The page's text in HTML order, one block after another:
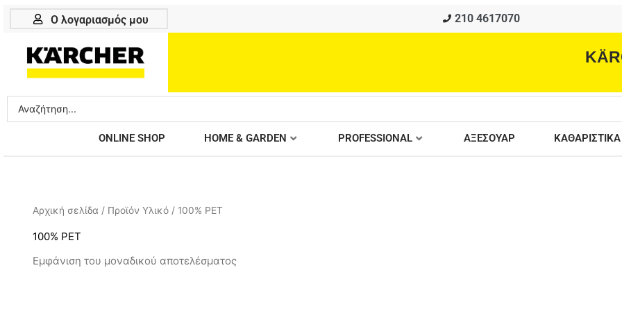
Μετάβαση
Ο λογαριασμός μου 210 4617070
Search
...
ONLINE SHOP HOME & GARDEN PROFESSIONAL ΑΞΕΣΟΥΑΡ ΚΑΘΑΡΙΣΤΙΚΑ
Αρχική σελίδα / Προϊόν Υλικό / 100% PET
100% PET
Εμφάνιση του μοναδικού αποτελέσματος